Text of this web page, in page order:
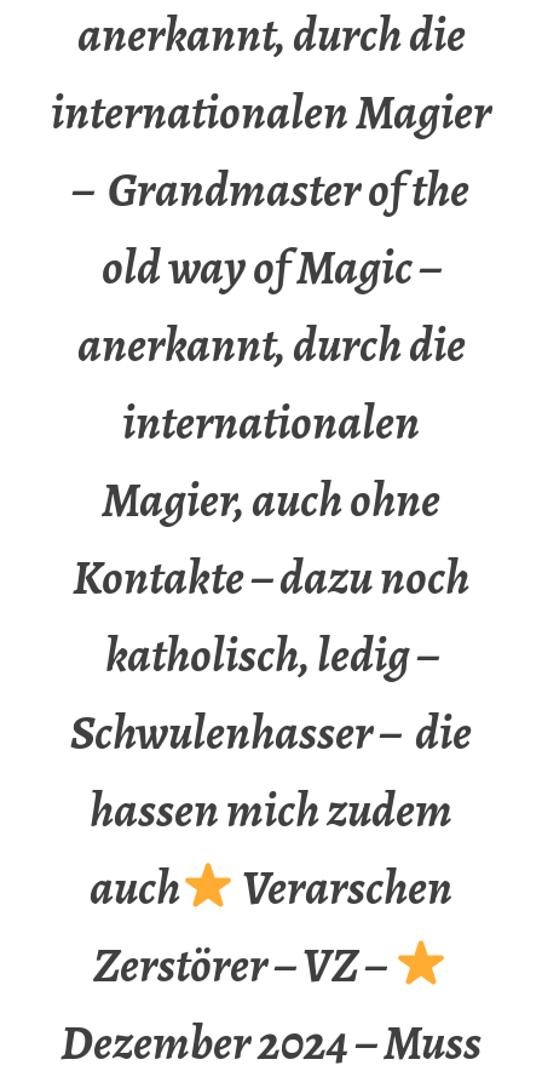
anerkannt, durch die
internationalen Magier
– Grandmaster of the
old way of Magic –
anerkannt, durch die
internationalen
Magier, auch ohne
Kontakte – dazu noch
katholisch, ledig –
Schwulenhasser – die
hassen mich zudem
auch
Verarschen
Zerstörer – VZ –
Dezember 2024 – Muss